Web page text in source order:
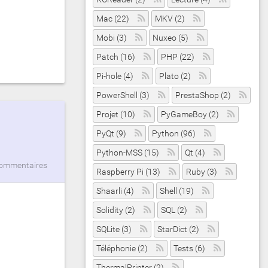
Mac (22)
MKV (2)
Mobi (3)
Nuxeo (5)
Patch (16)
PHP (22)
Pi-hole (4)
Plato (2)
PowerShell (3)
PrestaShop (2)
Projet (10)
PyGameBoy (2)
PyQt (9)
Python (96)
Python-MSS (15)
Qt (4)
Raspberry Pi (13)
Ruby (3)
Shaarli (4)
Shell (19)
Solidity (2)
SQL (2)
SQLite (3)
StarDict (2)
Téléphonie (2)
Tests (6)